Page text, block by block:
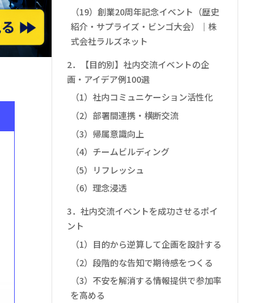
（19）創業20周年記念イベント（歴史
紹介・サプライズ・ビンゴ大会）｜株
式会社ラルズネット
2．【目的別】社内交流イベントの企
画・アイデア例100選
（1）社内コミュニケーション活性化
（2）部署間連携・横断交流
（3）帰属意識向上
（4）チームビルディング
（5）リフレッシュ
（6）理念浸透
3．社内交流イベントを成功させるポイ
ント
（1）目的から逆算して企画を設計する
（2）段階的な告知で期待感をつくる
（3）不安を解消する情報提供で参加率
を高める